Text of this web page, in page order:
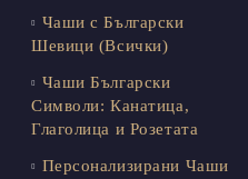
Чаши с Български
Шевици (Всички)
Чаши Български
Символи: Канатица,
Глаголица и Розетата
Персонализирани Чаши